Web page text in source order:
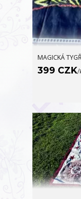
MAGICKÁ
399 CZK/